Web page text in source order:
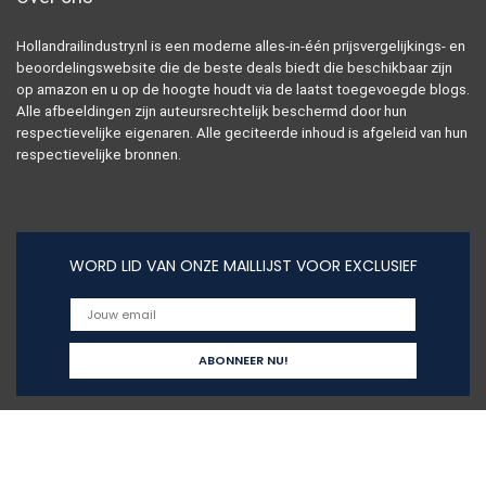
Hollandrailindustry.nl is een moderne alles-in-één prijsvergelijkings- en
beoordelingswebsite die de beste deals biedt die beschikbaar zijn
op amazon en u op de hoogte houdt via de laatst toegevoegde blogs.
Alle afbeeldingen zijn auteursrechtelijk beschermd door hun
respectievelijke eigenaren. Alle geciteerde inhoud is afgeleid van hun
respectievelijke bronnen.
WORD LID VAN ONZE MAILLIJST VOOR EXCLUSIEF